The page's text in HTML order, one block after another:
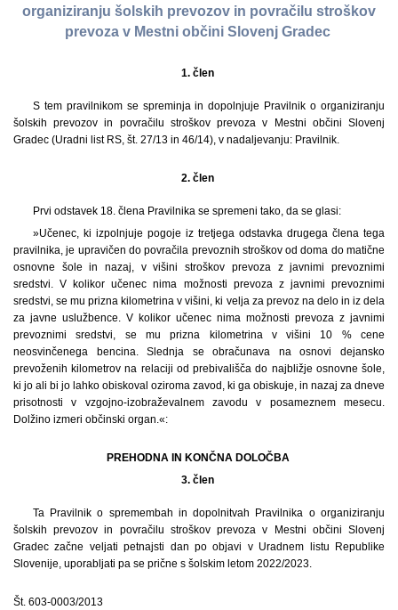
organiziranju šolskih prevozov in povračilu stroškov
prevoza v Mestni občini Slovenj Gradec
1. člen
S tem pravilnikom se spreminja in dopolnjuje Pravilnik o organiziranju
šolskih prevozov in povračilu stroškov prevoza v Mestni občini Slovenj
Gradec (Uradni list RS, št. 27/13 in 46/14), v nadaljevanju: Pravilnik.
2. člen
Prvi odstavek 18. člena Pravilnika se spremeni tako, da se glasi:
»Učenec, ki izpolnjuje pogoje iz tretjega odstavka drugega člena tega
pravilnika, je upravičen do povračila prevoznih stroškov od doma do matične
osnovne šole in nazaj, v višini stroškov prevoza z javnimi prevoznimi
sredstvi. V kolikor učenec nima možnosti prevoza z javnimi prevoznimi
sredstvi, se mu prizna kilometrina v višini, ki velja za prevoz na delo in iz dela
za javne uslužbence. V kolikor učenec nima možnosti prevoza z javnimi
prevoznimi sredstvi, se mu prizna kilometrina v višini 10 % cene
neosvinčenega bencina. Slednja se obračunava na osnovi dejansko
prevoženih kilometrov na relaciji od prebivališča do najbližje osnovne šole,
ki jo ali bi jo lahko obiskoval oziroma zavod, ki ga obiskuje, in nazaj za dneve
prisotnosti v vzgojno-izobraževalnem zavodu v posameznem mesecu.
Dolžino izmeri občinski organ.«:
PREHODNA IN KONČNA DOLOČBA
3. člen
Ta Pravilnik o spremembah in dopolnitvah Pravilnika o organiziranju
šolskih prevozov in povračilu stroškov prevoza v Mestni občini Slovenj
Gradec začne veljati petnajsti dan po objavi v Uradnem listu Republike
Slovenije, uporabljati pa se prične s šolskim letom 2022/2023.
Št. 603-0003/2013